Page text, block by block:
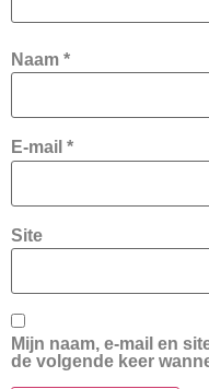
Naam *
E-mail *
Site
Mijn naam, e-mail en
de volgende keer